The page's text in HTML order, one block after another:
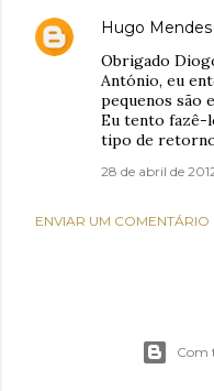
Hugo Mendes
Obrigado
António, eu
pequenos são
Eu tento fazê-
tipo de
28 de abril de
ENVIAR UM COMENTÁRIO
Com